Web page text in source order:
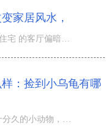
家居风水，
技巧一：客厅光线 如果 住宅 的客厅偏暗的话，可以利用图画以及灯光来弥补，挂画应该以正大光明的内容为宜
：捡到小乌龟有哪
小乌龟是一种使用寿命十分久的小动物，一般来说大家不太可能走在路上捡到小乌龟，除非是是有卖小乌龟的小摊